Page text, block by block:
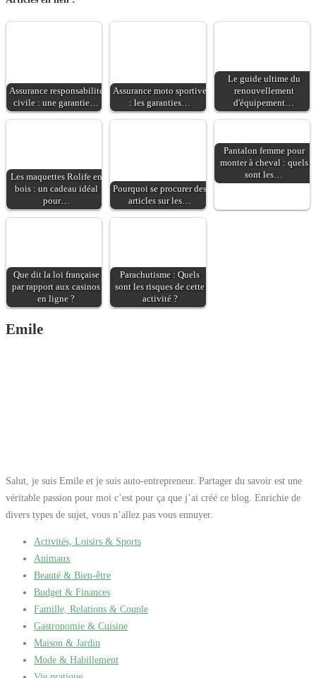
parleurs de 12 W : son
et cadrage de groupe
USB-C plug & play
compatible avec
Google Meet
Assurance responsabilité
civile : une garantie…
Assurance moto sportive
: les garanties…
Le guide ultime du
renouvellement
d'équipement…
Les maquettes Rolife en
bois : un cadeau idéal
pour…
Pourquoi se procurer des
articles sur les…
Pantalon femme pour
monter à cheval : quels
sont les…
Que dit la loi française
par rapport aux casinos
en ligne ?
Parachutisme : Quels
sont les risques de cette
activité ?
Emile
Salut, je suis Emile et je suis auto-entrepreneur. Partager du savoir est une
véritable passion pour moi c’est pour ça que j’ai créé ce blog. Enrichie de
divers types de sujet, vous n’allez pas vous ennuyer.
Activités, Loisirs & Sports
Animaux
Beauté & Bien-être
Budget & Finances
Famille, Relations & Couple
Gastronomie & Cuisine
Maison & Jardin
Mode & Habillement